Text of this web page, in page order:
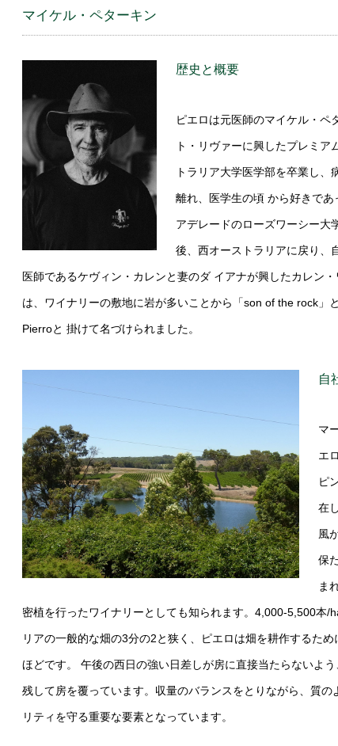
マイケル・ペターキン
歴史と概要
ピエロは元医師のマイケル・ペ
ト・リヴァーに興したプレミ
トラリア大学医学部を卒業し
離れ、医学生の頃 から好きで
アデレードのローズワーシー大
後、⻄オーストラリアに戻り、
医師であるケヴィン・カレンと妻のダ イアナが興したカレン
は、ワイナリーの敷地に岩が多いことから「son of the rock」
Pierroと 掛けて名づけられました。
自
マ
エ
ピ
在
風
保
ま
密植を行ったワイナリーとしても知られます。4,000-5,500本/
リアの一般的な畑の3分の2と狭く、ピエロは畑を耕作するた
ほどです。 午後の⻄日の強い日差しが房に直接当たらないよ
残して房を覆っています。収量のバランスをとりながら、質
リティを守る重要な要素となっています。